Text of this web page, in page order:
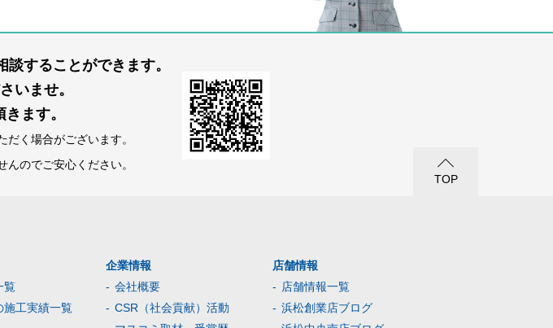
することができます。
いませ。
ます。
く場合がございます。
のでご安心ください。
TOP
覧
施工実績一覧
企業情報
会社概要
CSR（社会貢献）活動
店舗情報
店舗情報一覧
浜松創業店ブログ